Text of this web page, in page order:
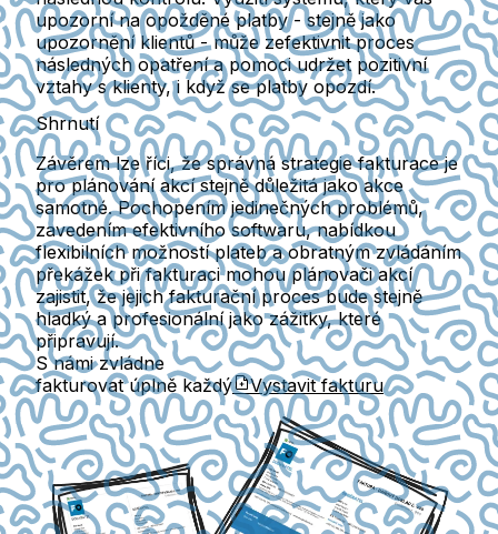
upozorní na opožděné platby - stejně jako
upozornění klientů - může zefektivnit proces
následných opatření a pomoci udržet pozitivní
vztahy s klienty, i když se platby opozdí.
Shrnutí
Závěrem lze říci, že správná strategie fakturace je
pro plánování akcí stejně důležitá jako akce
samotné. Pochopením jedinečných problémů,
zavedením efektivního softwaru, nabídkou
flexibilních možností plateb a obratným zvládáním
překážek při fakturaci mohou plánovači akcí
zajistit, že jejich fakturační proces bude stejně
hladký a profesionální jako zážitky, které
připravují.
S námi zvládne
fakturovat úplně každý
Vystavit fakturu